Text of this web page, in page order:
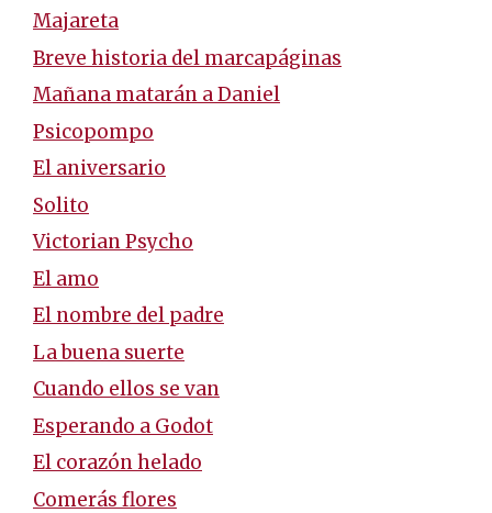
Majareta
Breve historia del marcapáginas
Mañana matarán a Daniel
Psicopompo
El aniversario
Solito
Victorian Psycho
El amo
El nombre del padre
La buena suerte
Cuando ellos se van
Esperando a Godot
El corazón helado
Comerás flores